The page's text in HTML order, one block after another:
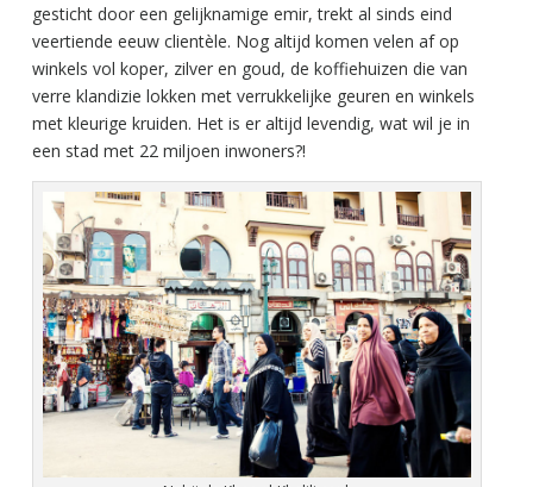
gesticht door een gelijknamige emir, trekt al sinds eind
veertiende eeuw clientèle. Nog altijd komen velen af op
winkels vol koper, zilver en goud, de koffiehuizen die van
verre klandizie lokken met verrukkelijke geuren en winkels
met kleurige kruiden. Het is er altijd levendig, wat wil je in
een stad met 22 miljoen inwoners?!